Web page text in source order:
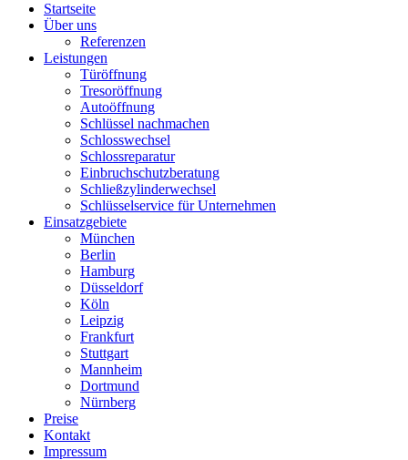
Startseite
Über uns
Referenzen
Leistungen
Türöffnung
Tresoröffnung
Аutoöffnung
Schlüssel nachmachen
Schlosswechsel
Schlossreparatur
Einbruchschutzberatung
Schließzylinderwechsel
Schlüsselservice für Unternehmen
Einsatzgebiete
München
Berlin
Hamburg
Düsseldorf
Köln
Leipzig
Frankfurt
Stuttgart
Mannheim
Dortmund
Nürnberg
Preise
Kontakt
Impressum